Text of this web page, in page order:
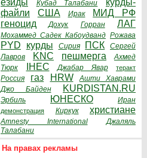
езиды Кубад Талабани
курды-
файли
США Ирак
МИД РФ
геноцид
Дохук Горран ЛАГ
Мохаммед Садек Кабоудванд Рожава
PYD курды Сирия ПСК
Сергей
Лавров
KNC пешмерга
Ахмед
Тюрк
IHEC Джабар Явар теракт
Россия газ HRW
Ашти Хаврами
Джо Байден
KURDISTAN.RU
Эрбиль ЮНЕСКО Иран
демонстрация Киркук христиане
Amnesty International
Джаляль
Талабани
На правах рекламы